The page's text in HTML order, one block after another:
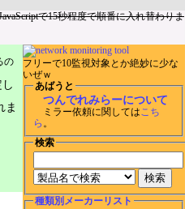
で15秒程度で順番に入れ替わりま
フリーで10監視対象とか絶妙に少な
いぜｗ
あばうと
つんでれみらーについて
ミラー依頼に関してはこち
ら 。
検索
種類別メーカーリスト
の
ま